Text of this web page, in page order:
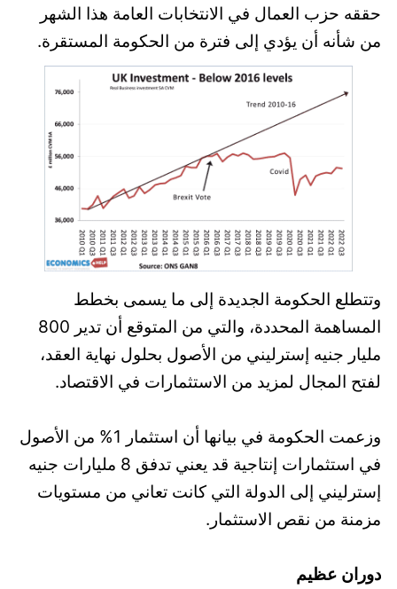
حققه حزب العمال في الانتخابات العامة هذا الشهر
من شأنه أن يؤدي إلى فترة من الحكومة المستقرة.
وتتطلع الحكومة الجديدة إلى ما يسمى بخطط
المساهمة المحددة، والتي من المتوقع أن تدير 800
مليار جنيه إسترليني من الأصول بحلول نهاية العقد،
لفتح المجال لمزيد من الاستثمارات في الاقتصاد.
وزعمت الحكومة في بيانها أن استثمار 1% من الأصول
في استثمارات إنتاجية قد يعني تدفق 8 مليارات جنيه
إسترليني إلى الدولة التي كانت تعاني من مستويات
مزمنة من نقص الاستثمار.
دوران عظيم